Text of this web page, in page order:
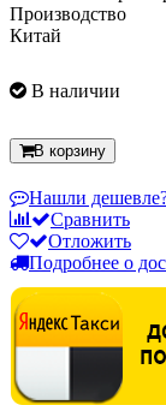
Производство
Китай
В наличии
В корзину
Нашли
Сравнить
Отложить
Подробнее о